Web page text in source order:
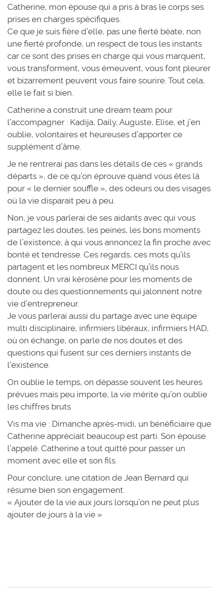
Catherine, mon épouse qui a pris à bras le corps ses
prises en charges spécifiques.
Ce que je suis fière d’elle, pas une fierté béate, non
une fierté profonde, un respect de tous les instants
car ce sont des prises en charge qui vous marquent,
vous transforment, vous émeuvent, vous font pleurer
et bizarrement peuvent vous faire sourire. Tout cela,
elle le fait si bien.
Catherine a construit une dream team pour
l’accompagner : Kadija, Daily, Auguste, Elise, et j’en
oublie, volontaires et heureuses d’apporter ce
supplément d’âme.
Je ne rentrerai pas dans les détails de ces « grands
départs », de ce qu’on éprouve quand vous êtes là
pour « le dernier souffle », des odeurs ou des visages
où la vie disparait peu à peu.
Non, je vous parlerai de ses aidants avec qui vous
partagez les doutes, les peines, les bons moments
de l’existence, à qui vous annoncez la fin proche avec
bonté et tendresse. Ces regards, ces mots qu’ils
partagent et les nombreux MERCI qu’ils nous
donnent. Un vrai kérosène pour les moments de
doute ou des questionnements qui jalonnent notre
vie d’entrepreneur.
Je vous parlerai aussi du partage avec une équipe
multi disciplinaire, infirmiers libéraux, infirmiers HAD,
où on échange, on parle de nos doutes et des
questions qui fusent sur ces derniers instants de
l’existence.
On oublie le temps, on dépasse souvent les heures
prévues mais peu importe, la vie mérite qu’on oublie
les chiffres bruts
Vis ma vie : Dimanche après-midi, un bénéficiaire que
Catherine appréciait beaucoup est parti. Son épouse
l’appelé. Catherine a tout quitté pour passer un
moment avec elle et son fils.
Pour conclure, une citation de Jean Bernard qui
résume bien son engagement.
« Ajouter de la vie aux jours lorsqu’on ne peut plus
ajouter de jours à la vie »